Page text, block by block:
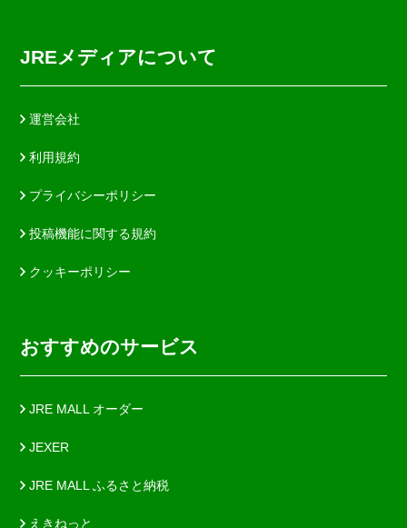
JREメディアについて
運営会社
利用規約
プライバシーポリシー
投稿機能に関する規約
クッキーポリシー
おすすめのサービス
JRE MALL オーダー
JEXER
JRE MALL ふるさと納税
えきねっと